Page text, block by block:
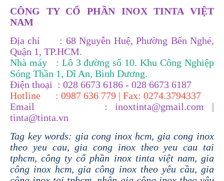
CÔNG TY CỔ PHẦN INOX TINTA VIỆT
NAM
Địa chỉ : 68 Nguyễn Huệ, Phường Bến Nghé,
Quận 1, TP.HCM.
Nhà máy : Lô 3 đường số 10. Khu Công Nghiệp
Sóng Thần 1, Dĩ An, Bình Dương.
Điện thoại : 028 6673 6186 - 028 6673 6187
Hotline : 0987 636 779 | Fax: 0274.3794337
Email : inoxtinta@gmail.com |
tinta@tinta.vn
Tag key words: gia cong inox hcm, gia cong inox
theo yeu cau, gia cong inox theo yeu cau tai
tphcm, công ty cổ phần inox tinta việt nam, gia
công inox hcm, gia công inox theo yêu cầu, gia